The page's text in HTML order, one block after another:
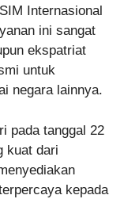
Internasional
ini sangat
ekspatriat
untuk
negara lainnya.
pada tanggal 22
kuat dari
kepada